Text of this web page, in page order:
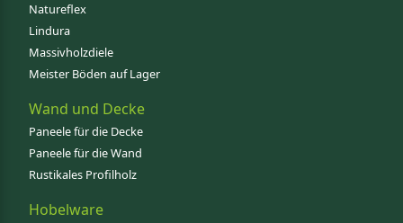
Natureflex
Lindura
Massivholzdiele
Meister Böden auf Lager
Wand und Decke
Paneele für die Decke
Paneele für die Wand
Rustikales Profilholz
Hobelware